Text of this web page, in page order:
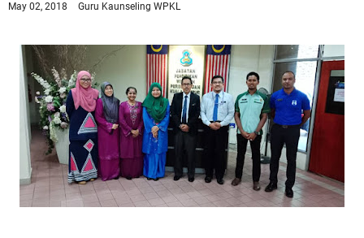
May 02, 2018 Guru Kaunseling WPKL